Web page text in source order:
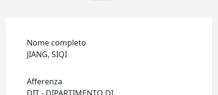
Nome completo
JIANG, SIQI
Afferenza